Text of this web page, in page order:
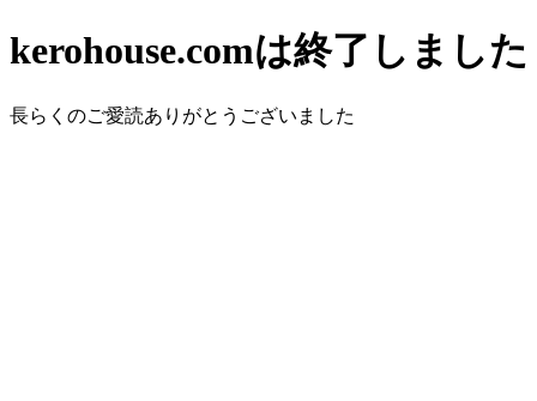
kerohouse.comは終了しました
長らくのご愛読ありがとうございました